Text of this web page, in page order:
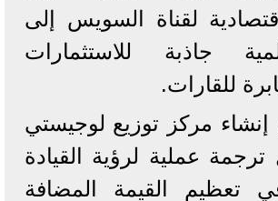
لقناة السويس إلى
جاذبة للاستثمارات
للقارات.
مركز توزيع لوجيستي
عملية لرؤية القيادة
تعظيم القيمة المضافة